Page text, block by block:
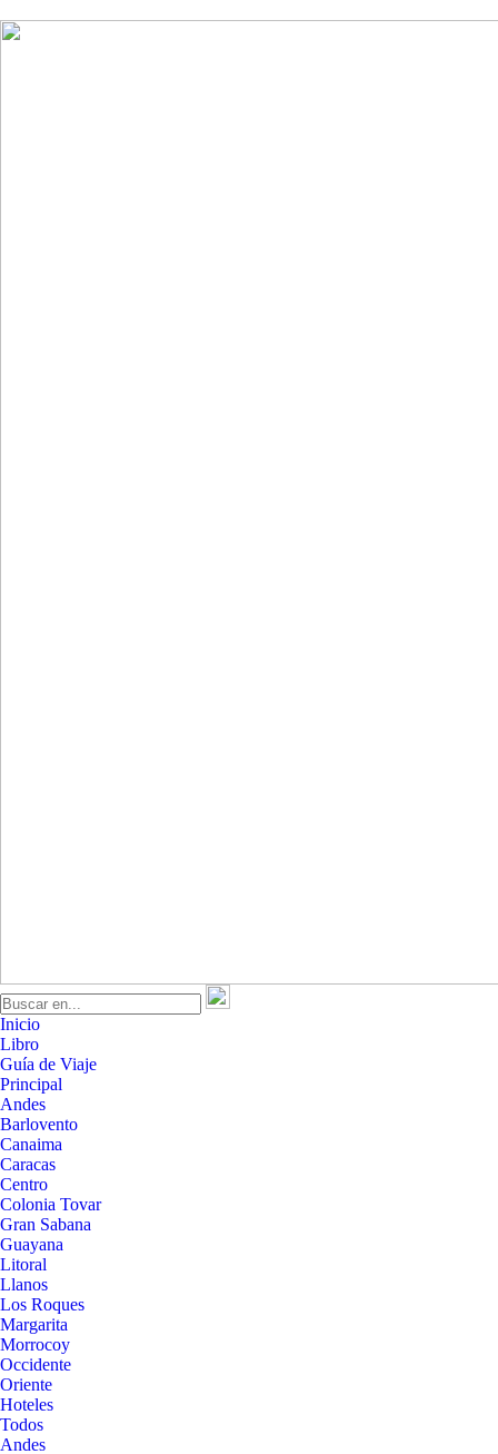
Inicio
Libro
Guía de Viaje
Principal
Andes
Barlovento
Canaima
Caracas
Centro
Colonia Tovar
Gran Sabana
Guayana
Litoral
Llanos
Los Roques
Margarita
Morrocoy
Occidente
Oriente
Hoteles
Todos
Andes